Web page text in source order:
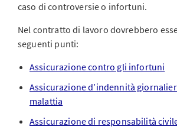
caso di controversie o infortuni.
Nel contratto di lavoro dovrebbero
seguenti punti:
Assicurazione contro gli infortuni
Assicurazione d’indennità
malattia
Assicurazione di responsabilità